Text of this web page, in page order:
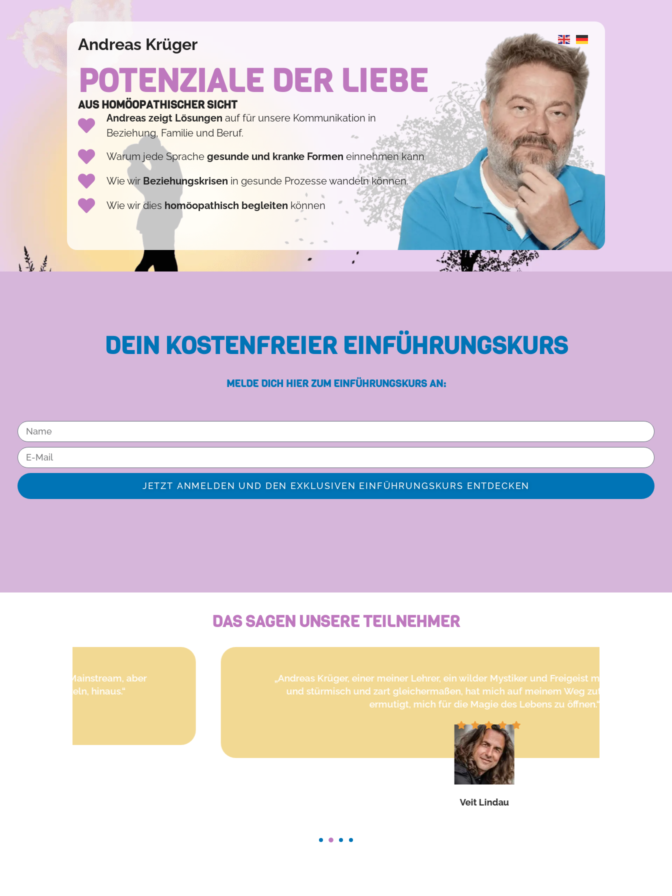
Andreas Krüger
POTENZIALE DER LIEBE
AUS HOMÖOPATHISCHER SICHT
Andreas zeigt Lösungen auf für unsere Kommunikation in
Beziehung, Familie und Beruf.
Warum jede Sprachegesunde und kranke Formen einnehmen kann
Wie wir Beziehungskrisen in gesunde Prozesse wandeln können.
Wie wir dies homöopathisch begleiten können
DEIN KOSTENFREIER EINFÜHRUNGSKURS
MELDE DICH HIER ZUM EINFÜHRUNGSKURS AN:
JETZT ANMELDEN UND DEN EXKLUSIVEN EINFÜHRUNGSKURS ENTDECKEN
DAS SAGEN UNSERE TEILNEHMER
Mainstream, aber
hinaus.“
Veit Lindau
„Andreas Krüger, einer meiner Lehrer, ein wilder Mystiker und Freigeist mit tiefem Herzen, laut
und stürmisch und zart gleichermaßen, hat mich auf meinem Weg zutiefst inspiriert und
ermutigt, mich für die Magie des Lebens zu öffnen.“